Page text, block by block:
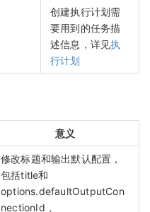
创建执行计划需
要用到的任务描
述信息，详见执
行计划
意义
修改标题和输出默认配置，
包括title和
options.defaultOutputCon
nectionId，